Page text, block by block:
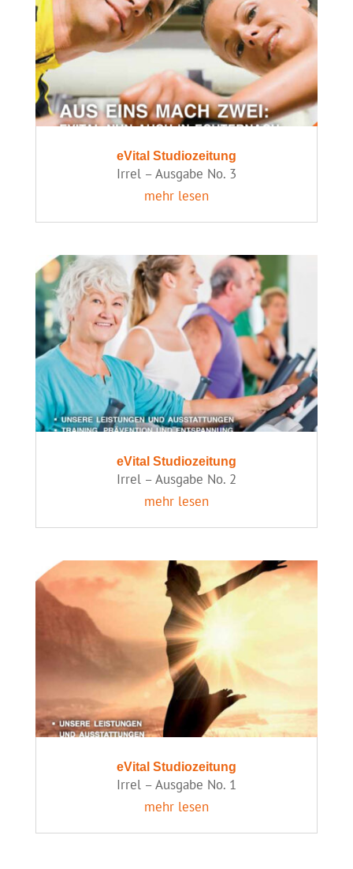
eVital Studiozeitung
Irrel – Ausgabe No. 3
mehr lesen
eVital Studiozeitung
Irrel – Ausgabe No. 2
mehr lesen
eVital Studiozeitung
Irrel – Ausgabe No. 1
mehr lesen